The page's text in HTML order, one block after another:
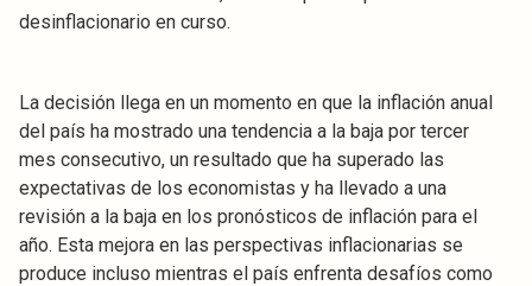
desinflacionario en curso.
La decisión llega en un momento en que la inflación anual
del país ha mostrado una tendencia a la baja por tercer
mes consecutivo, un resultado que ha superado las
expectativas de los economistas y ha llevado a una
revisión a la baja en los pronósticos de inflación para el
año. Esta mejora en las perspectivas inflacionarias se
produce incluso mientras el país enfrenta desafíos como